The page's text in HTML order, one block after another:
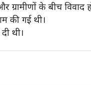
के बीच विवाद
की गई थी।
थी।